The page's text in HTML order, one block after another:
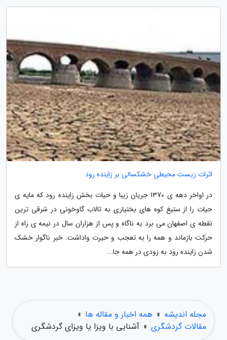
اثرات زیست محیطی خشکسالی بر زاینده رود
در اواخر دهه ی 1370 جریان زیبا و حیات بخش زاینده رود که مایه ی
حیات را از ستیغ کوه های بختیاری به تالاب گاوخونی در شرقی ترین
نقطه ی اصفهان می برد به ناگاه و پس از هزاران سال در نیمه ی راه از
حرکت بازماند و همه را به تعجب و حیرت واداشت. خبر ناگوار خشک
شدن زاینده رود به زودی در همه جا...
مجله اندیشه » همه اخبار و مقاله ها »
مقالات گردشگری » آشنایی با ویزا یا ویزای گردشگری